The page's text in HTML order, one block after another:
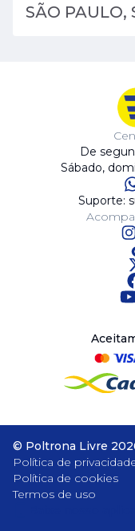
SÃO PAULO,
De
Sábado,
Suporte:
© Poltrona Livre
Política de
Política de cookies
Termos de uso